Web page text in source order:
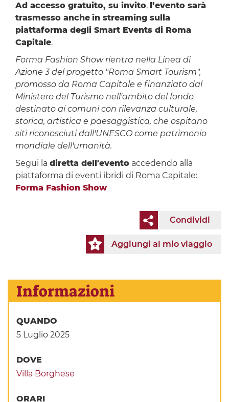
Ad accesso gratuito, su invito, l’evento sarà
trasmesso anche in streaming sulla
piattaforma degli Smart Events di Roma
Capitale.
Forma Fashion Show rientra nella Linea di
Azione 3 del progetto "Roma Smart Tourism",
promosso da Roma Capitale e finanziato dal
Ministero del Turismo nell'ambito del fondo
destinato ai comuni con rilevanza culturale,
storica, artistica e paesaggistica, che ospitano
siti riconosciuti dall'UNESCO come patrimonio
mondiale dell'umanità.
Segui la diretta dell'eventoaccedendo alla
piattaforma di eventi ibridi di Roma Capitale:
Forma Fashion Show
Condividi
Aggiungi al mio viaggio
Informazioni
QUANDO
5 Luglio 2025
DOVE
Villa Borghese
ORARI